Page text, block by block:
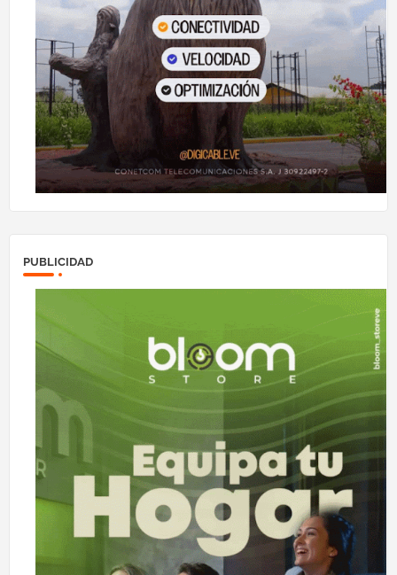
PUBLICIDAD